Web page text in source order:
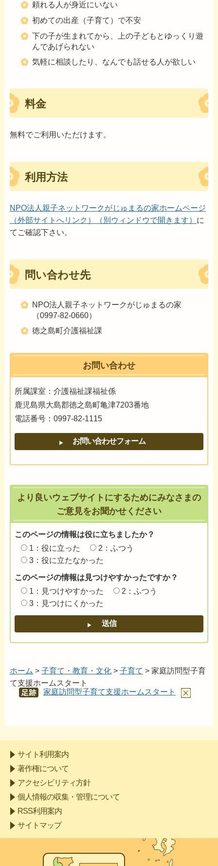
頼れる人が身近にいない
初めての出産（子育て）で不安
下の子が生まれてから、上の子どもとゆっくり遊
んであげられない
気軽に相談したり、なんでも話せる人が欲しい
料金
無料でご利用いただけます。
利用方法
NPO法人親子ネットワークがじゅまるの家ホームページ
（外部サイトへリンク）（別ウィンドウで開きます） に
てご確認下さい。
問い合わせ先
NPO法人親子ネットワークがじゅまるの家
（0997-82-0660）
徳之島町介護福祉課
お問い合わせ
所属課室：介護福祉課福祉係
鹿児島県大島郡徳之島町亀津7203番地
電話番号：0997-82-1115
より良いウェブサイトにするためにみなさまの
ご意見をお聞かせください
このページの情報は役に立ちましたか？
1：役に立った
2：ふつう
3：役に立たなかった
このページの情報は見つけやすかったですか？
1：見つけやすかった
2：ふつう
3：見つけにくかった
ホーム > 子育て・教育・文化 > 子育て > 家庭訪問型子育
て支援ホームスタート
あし
家庭訪問型子育て支援ホームスタート
サイト利用案内
著作権について
アクセシビリティ方針
個人情報の収集・管理について
RSS利用案内
サイトマップ